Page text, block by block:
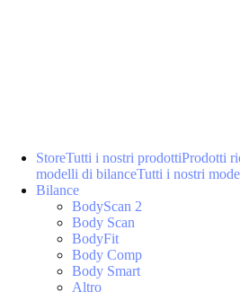
StoreTutti i nostri prodottiProdotti
modelli di bilanceTutti i nostri
Bilance
BodyScan 2
Body Scan
BodyFit
Body Comp
Body Smart
Altro